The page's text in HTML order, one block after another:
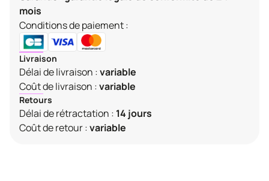
mois
Conditions de paiement :
Livraison
Délai de livraison :variable
Coût de livraison :variable
Retours
Délai de rétractation : 14 jours
Coût de retour :variable